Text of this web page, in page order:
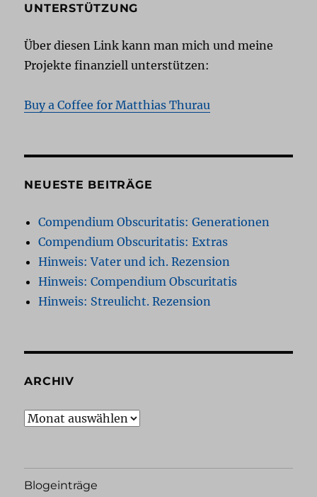
UNTERSTÜTZUNG
Über diesen Link kann man mich und meine
Projekte finanziell unterstützen:
Buy a Coffee for Matthias Thurau
NEUESTE BEITRÄGE
Compendium Obscuritatis: Generationen
Compendium Obscuritatis: Extras
Hinweis: Vater und ich. Rezension
Hinweis: Compendium Obscuritatis
Hinweis: Streulicht. Rezension
ARCHIV
Archiv
Blogeinträge